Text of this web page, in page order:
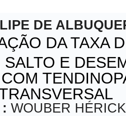
DE
DA TAXA
SALTO E
WOUBER